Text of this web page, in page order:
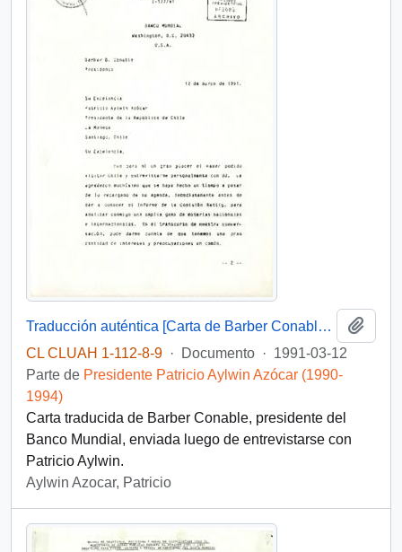
Traducción auténtica [Carta de Barber Conable, presidente del Banco Mundial]
CL CLUAH 1-112-8-9 · Documento · 1991-03-12
Parte de Presidente Patricio Aylwin Azócar (1990-
1994)
Carta traducida de Barber Conable, presidente del
Banco Mundial, enviada luego de entrevistarse con
Patricio Aylwin.
Aylwin Azocar, Patricio